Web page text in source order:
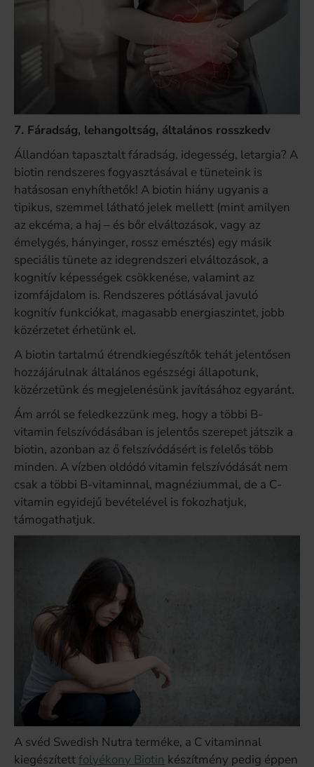
7. Fáradság, lehangoltság, általános rosszkedv
Állandóan tapasztalt fáradság, idegesség, letargia? A
biotin rendszeres fogyasztásával e tüneteink is
hatásosan enyhíthetők! A biotin hiány ugyanis a
tipikus, szemmel látható jelek mellett (mint amilyen
az ekcéma, a haj – és bőr elváltozások, vagy az
émelygés, hányinger, rossz emésztés) egy másik
speciális tünete az idegrendszeri elváltozások, a
kognitív képességek csökkenése, valamint az
izomfájdalom is. Rendszeres pótlásával javuló
kognitív funkciókat, magasabb energiaszintet, jobb
közérzetet érhetünk el.
A biotin tartalmú étrendkiegészítők tehát jelentősen
hozzájárulnak általános egészségi állapotunk,
közérzetünk és megjelenésünk javításához egyaránt.
Ám arról se feledkezzünk meg, hogy a többi B-
vitamin felszívódásában is jelentős szerepet játszik a
biotin, azonban az ő felszívódásért is felelős több
minden. A vízben oldódó vitamin felszívódását nem
csak a többi B-vitaminnal, magnéziummal, de a C-
vitamin egyidejű bevételével is fokozhatjuk,
támogathatjuk.
A svéd Swedish Nutra terméke, a C vitaminnal
kiegészítettfolyékony Biotin készítmény pedig éppen